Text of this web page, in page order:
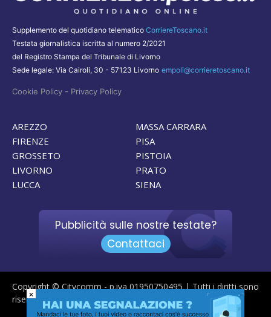
Supplemento del quotidiano telematico CorriereToscano.it
Testata giornalistica iscritta al numero 2/2021
del Registro Stampa del Tribunale di Livorno
Sede legale: Via Cairoli, 30 - 57123 Livorno empoli@corrieretoscano.it
Cookie Policy - Privacy Policy
AREZZO
FIRENZE
GROSSETO
LIVORNO
LUCCA
MASSA CARRARA
PISA
PISTOIA
PRATO
SIENA
Pubblicità sulle nostre testate?
Contattaci
Copyright © Citycomm - p.iva 01950750495 | Tutti i diritti sono
riservati
×